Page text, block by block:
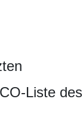
Liste des